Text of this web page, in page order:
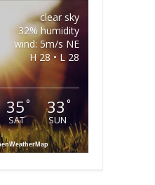
clear sky
32% humidity
wind: 5m/s NE
H 28 • L 28
35°
SAT
33 °
SUN